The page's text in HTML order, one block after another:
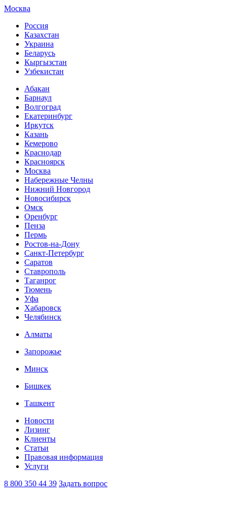
Москва
Россия
Казахстан
Украина
Беларусь
Кыргызстан
Узбекистан
Абакан
Барнаул
Волгоград
Екатеринбург
Иркутск
Казань
Кемерово
Краснодар
Красноярск
Москва
Набережные Челны
Нижний Новгород
Новосибирск
Омск
Оренбург
Пенза
Пермь
Ростов-на-Дону
Санкт-Петербург
Саратов
Ставрополь
Таганрог
Тюмень
Уфа
Хабаровск
Челябинск
Алматы
Запорожье
Минск
Бишкек
Ташкент
Новости
Лизинг
Клиенты
Статьи
Правовая информация
Услуги
8 800 350 44 39 Задать вопрос